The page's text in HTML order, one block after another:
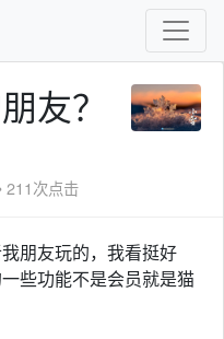
友？
211次点击
朋友玩的，我看挺好
些功能不是会员就是猫